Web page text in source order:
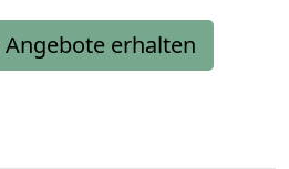
Angebote erhalten